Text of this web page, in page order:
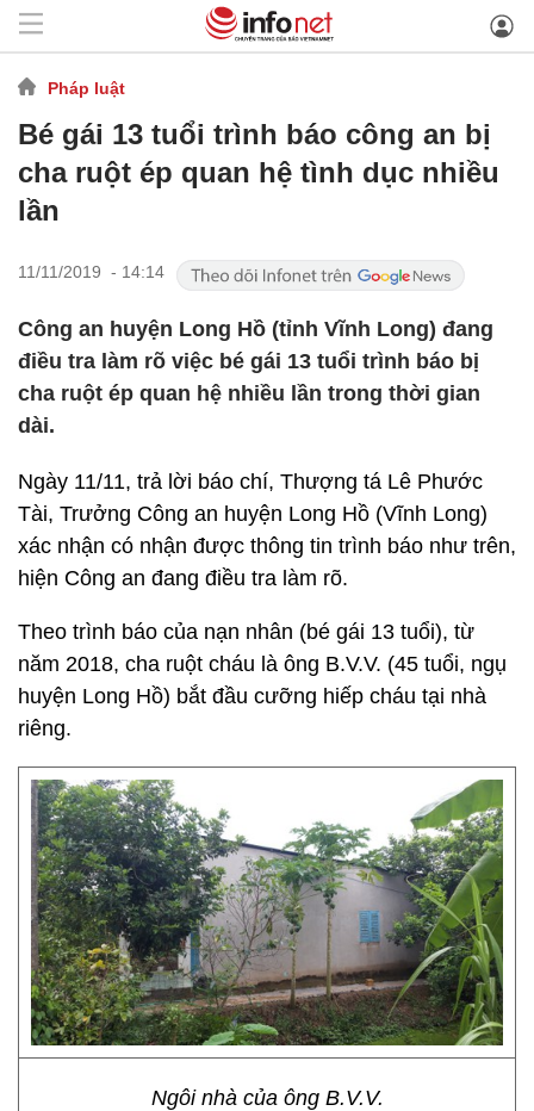
Pháp luật
Bé gái 13 tuổi trình báo công an bị
cha ruột ép quan hệ tình dục nhiều
lần
11/11/2019 - 14:14
Công an huyện Long Hồ (tỉnh Vĩnh Long) đang
điều tra làm rõ việc bé gái 13 tuổi trình báo bị
cha ruột ép quan hệ nhiều lần trong thời gian
dài.
Ngày 11/11, trả lời báo chí, Thượng tá Lê Phước
Tài, Trưởng Công an huyện Long Hồ (Vĩnh Long)
xác nhận có nhận được thông tin trình báo như trên,
hiện Công an đang điều tra làm rõ.
Theo trình báo của nạn nhân (bé gái 13 tuổi), từ
năm 2018, cha ruột cháu là ông B.V.V. (45 tuổi, ngụ
huyện Long Hồ) bắt đầu cưỡng hiếp cháu tại nhà
riêng.
Ngôi nhà của ông B.V.V.